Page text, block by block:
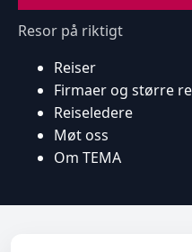
Resor på riktigt
Reiser
Firmaer og større
Reiseledere
Møt oss
Om TEMA